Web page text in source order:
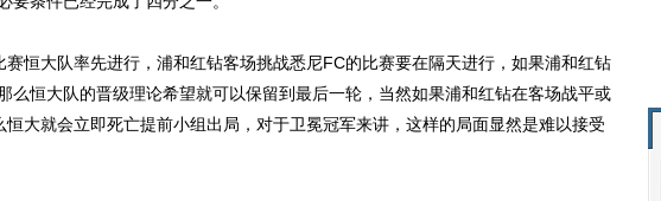
大队率先进行，浦和红钻客场挑战悉尼FC的比赛要在隔天进行，如果浦和红钻
么恒大队的晋级理论希望就可以保留到最后一轮，当然如果浦和红钻在客场战平或
恒大就会立即死亡提前小组出局，对于卫冕冠军来讲，这样的局面显然是难以接受